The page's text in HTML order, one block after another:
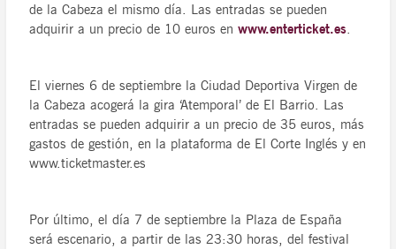
de la Cabeza el mismo día. Las entradas se pueden
adquirir a un precio de 10 euros enwww.enterticket.es.
El viernes 6 de septiembre la Ciudad Deportiva Virgen de
la Cabeza acogerá la gira ‘Atemporal’ de El Barrio. Las
entradas se pueden adquirir a un precio de 35 euros, más
gastos de gestión, en la plataforma de El Corte Inglés y en
www.ticketmaster.es
Por último, el día 7 de septiembre la Plaza de España
será escenario, a partir de las 23:30 horas, del festival